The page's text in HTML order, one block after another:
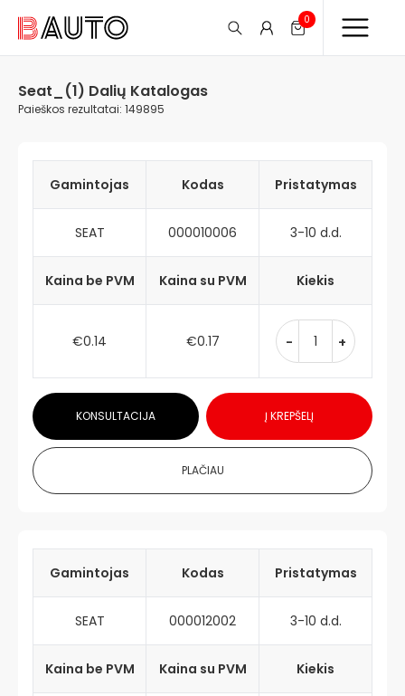
0
Seat_(1) Dalių Katalogas
Paieškos rezultatai: 149895
Gamintojas Kodas Pristatymas
SEAT 000010006 3-10 d.d.
Kaina be PVM Kaina su PVM Kiekis
€0.14 €0.17 - +
KONSULTACIJA Į KREPŠELĮ
PLAČIAU
Gamintojas Kodas Pristatymas
SEAT 000012002 3-10 d.d.
Kaina be PVM Kaina su PVM Kiekis